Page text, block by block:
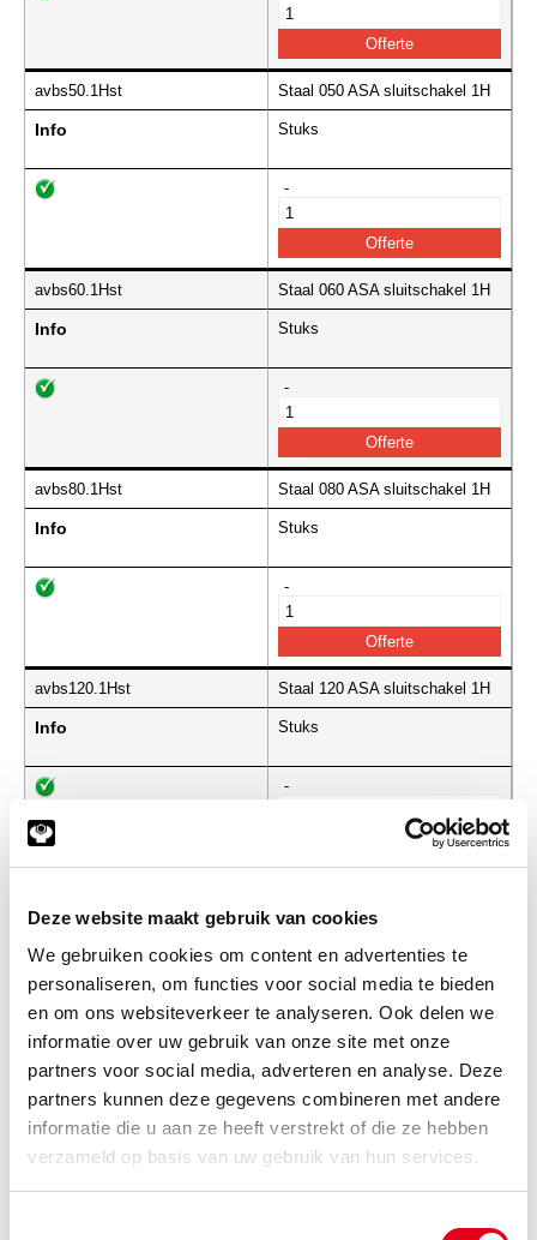
Deze website maakt gebruik van cookies
We gebruiken cookies om content en advertenties te
personaliseren, om functies voor social media te bieden
en om ons websiteverkeer te analyseren. Ook delen we
informatie over uw gebruik van onze site met onze
partners voor social media, adverteren en analyse. Deze
partners kunnen deze gegevens combineren met andere
informatie die u aan ze heeft verstrekt of die ze hebben
verzameld op basis van uw gebruik van hun services.
avbs50.1Hst Staal 050 ASA sluitschakel 1H
Info Stuks
-
avbs60.1Hst Staal 060 ASA sluitschakel 1H
Info Stuks
-
avbs80.1Hst Staal 080 ASA sluitschakel 1H
Info Stuks
-
avbs120.1Hst Staal 120 ASA sluitschakel 1H
Info Stuks
-
Info Stuks
-
Info Stuks